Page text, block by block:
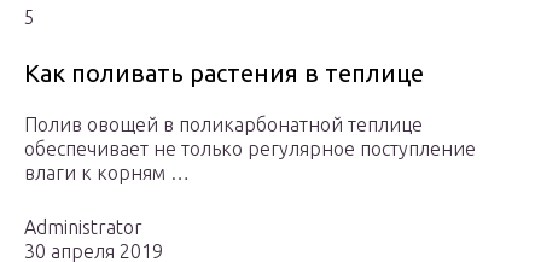
5
Как поливать растения в теплице
Полив овощей в поликарбонатной теплице
обеспечивает не только регулярное поступление
влаги к корням …
Administrator
30 апреля 2019